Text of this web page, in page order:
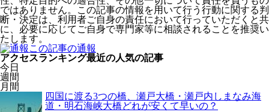
ではありません。この記事の情報を用いて行う行動に関する判
断・決定は、利用者ご自身の責任において行っていただくと共
に、必要に応じてご自身で専門家等に相談されることを推奨い
たします。
この記事の通報
アクセスランキング最近の人気の記事
今日
週間
月間
四国に渡る3つの橋、瀬戸大橋・瀬戸内しまなみ海
道・明石海峡大橋どれが安くて早いの？